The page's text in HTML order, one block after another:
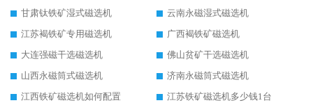
甘肃钛铁矿湿式磁选机
云南永磁湿式磁选机
江苏褐铁矿专用磁选机
广西褐铁矿磁选机
大连强磁干选磁选机
佛山贫矿干选磁选机
山西永磁筒式磁选机
济南永磁筒式磁选机
江西铁矿磁选机如何配置
江苏铁矿磁选机多少钱1台